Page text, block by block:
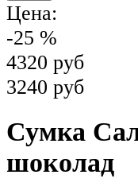
Цена:
-25 %
4320 руб
3240 руб
Сумка
шоколад